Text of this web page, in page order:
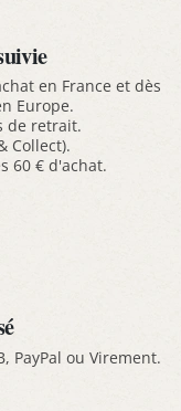
en France et dès
Europe.
de retrait.
Collect).
60 € d'achat.
PayPal ou Virement.